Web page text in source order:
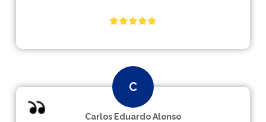
Carlos Eduardo Alonso